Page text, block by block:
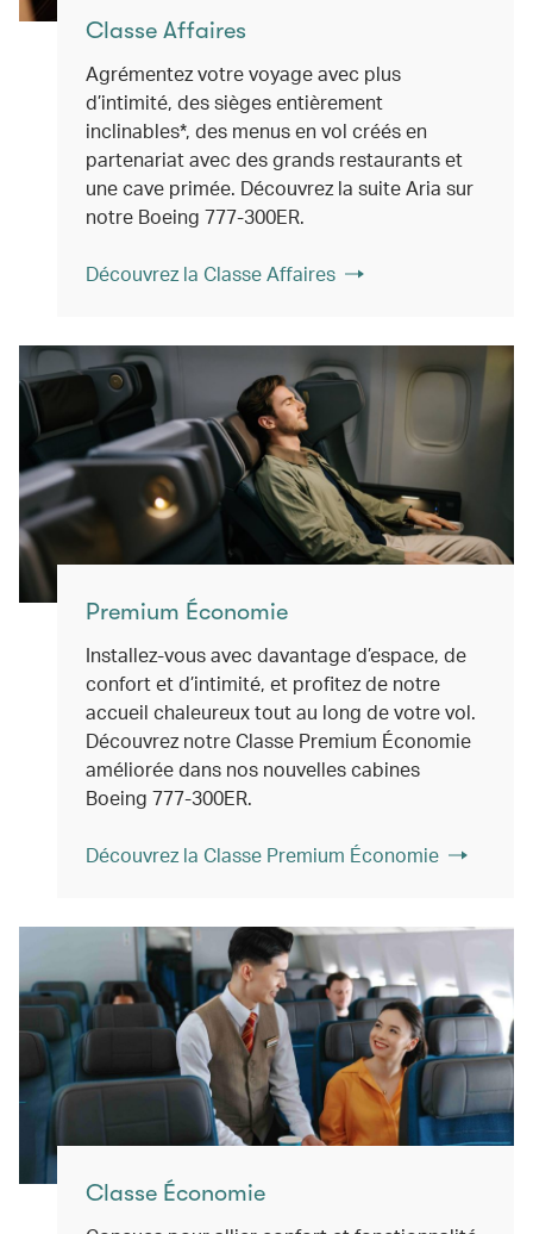
Classe Affaires
Agrémentez votre voyage avec plus
d’intimité, des sièges entièrement
inclinables*, des menus en vol créés en
partenariat avec des grands restaurants et
une cave primée. Découvrez la suite Aria sur
notre Boeing 777-300ER.
Découvrez la Classe Affaires
Premium Économie
Installez-vous avec davantage d’espace, de
confort et d’intimité, et profitez de notre
accueil chaleureux tout au long de votre vol.
Découvrez notre Classe Premium Économie
améliorée dans nos nouvelles cabines
Boeing 777-300ER.
Découvrez la Classe Premium Économie
Classe Économie